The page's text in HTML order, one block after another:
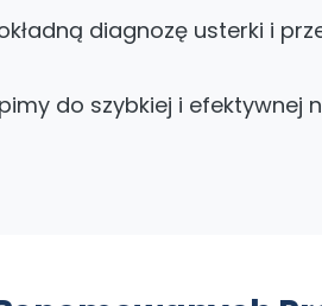
diagnozę usterki i
do szybkiej i efektywnej